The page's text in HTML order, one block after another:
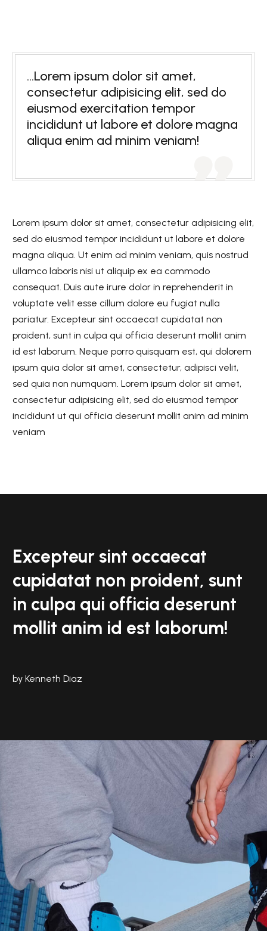
…Lorem ipsum dolor sit amet,
consectetur adipisicing elit, sed do
eiusmod exercitation tempor
incididunt ut labore et dolore magna
aliqua enim ad minim veniam!

Lorem ipsum dolor sit amet, consectetur adipisicing elit,
sed do eiusmod tempor incididunt ut labore et dolore
magna aliqua. Ut enim ad minim veniam, quis nostrud
ullamco laboris nisi ut aliquip ex ea commodo
consequat. Duis aute irure dolor in reprehenderit in
voluptate velit esse cillum dolore eu fugiat nulla
pariatur. Excepteur sint occaecat cupidatat non
proident, sunt in culpa qui officia deserunt mollit anim
id est laborum. Neque porro quisquam est, qui dolorem
ipsum quia dolor sit amet, consectetur, adipisci velit,
sed quia non numquam. Lorem ipsum dolor sit amet,
consectetur adipisicing elit, sed do eiusmod tempor
incididunt ut qui officia deserunt mollit anim ad minim
veniam
Excepteur sint occaecat
cupidatat non proident, sunt
in culpa qui officia deserunt
mollit anim id est laborum!
by Kenneth Diaz